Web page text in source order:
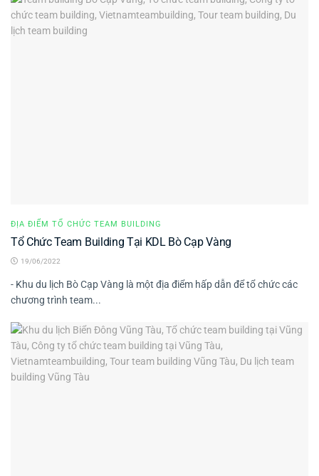
ĐỊA ĐIỂM TỔ CHỨC TEAM BUILDING
Tổ Chức Team Building Tại KDL Bò Cạp Vàng
19/06/2022
- Khu du lịch Bò Cạp Vàng là một địa điểm hấp dẫn để tổ chức các
chương trình team...